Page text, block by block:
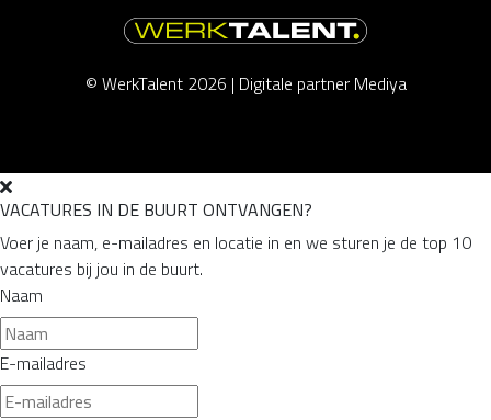
© WerkTalent 2026 | Digitale partner Mediya
VACATURES IN DE BUURT ONTVANGEN?
Voer je naam, e-mailadres en locatie in en we sturen je de top 10
vacatures bij jou in de buurt.
Naam
E-mailadres